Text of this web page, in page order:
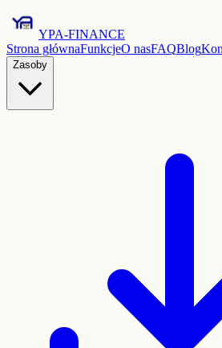
YPA-FINANCE
Strona głównaFunkcjeO nasFAQBlog
Zasoby